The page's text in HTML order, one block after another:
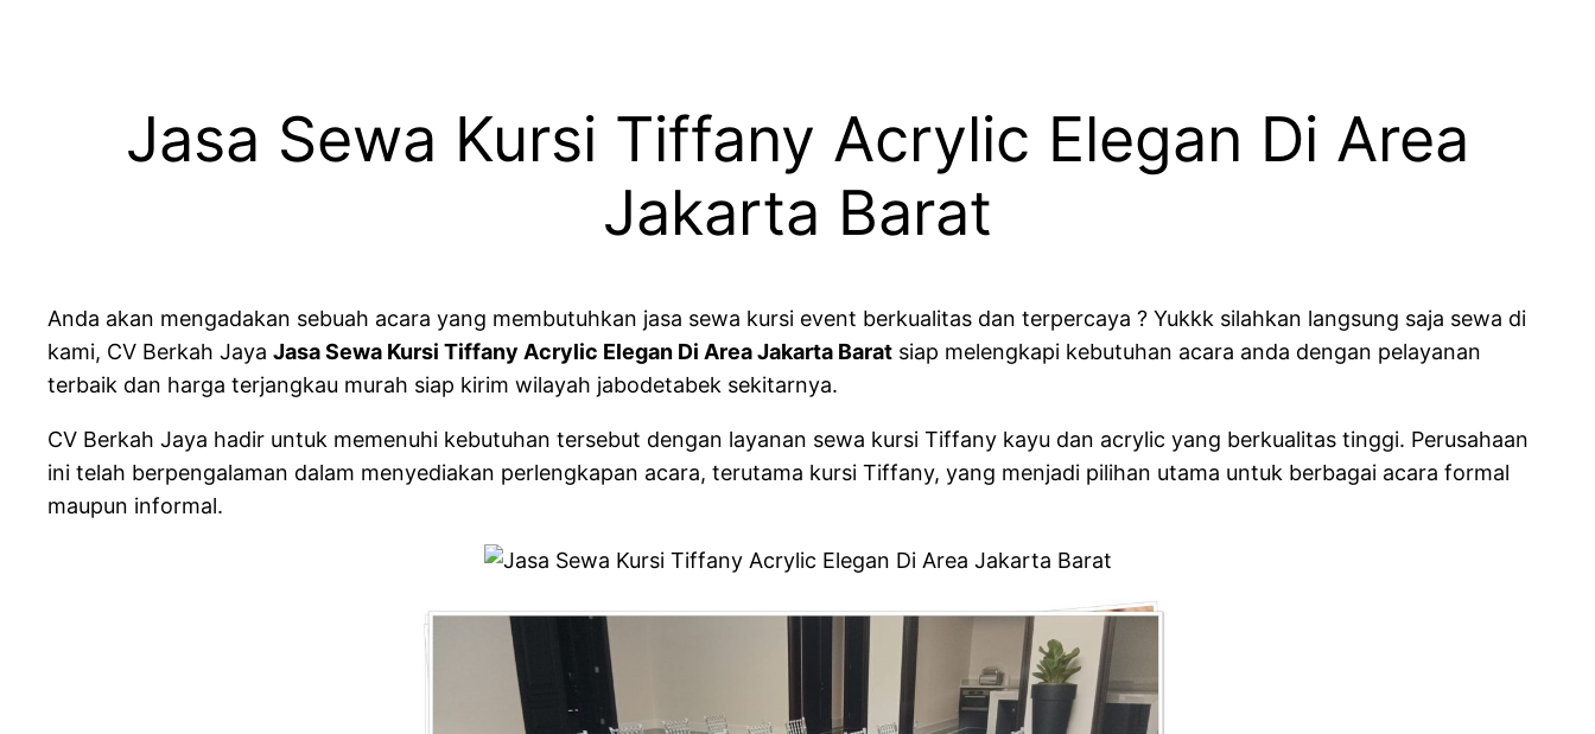
Jasa Sewa Kursi Tiffany Acrylic Elegan Di Area
Jakarta Barat
Anda akan mengadakan sebuah acara yang membutuhkan jasa sewa kursi event berkualitas dan terpercaya ? Yukkk silahkan langsung saja sewa di
kami, CV Berkah Jaya Jasa Sewa Kursi Tiffany Acrylic Elegan Di Area Jakarta Barat siap melengkapi kebutuhan acara anda dengan pelayanan
terbaik dan harga terjangkau murah siap kirim wilayah jabodetabek sekitarnya.
CV Berkah Jaya hadir untuk memenuhi kebutuhan tersebut dengan layanan sewa kursi Tiffany kayu dan acrylic yang berkualitas tinggi. Perusahaan
ini telah berpengalaman dalam menyediakan perlengkapan acara, terutama kursi Tiffany, yang menjadi pilihan utama untuk berbagai acara formal
maupun informal.